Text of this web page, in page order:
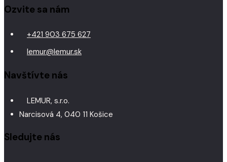
Ozvite sa nám
+421 903 675 627
lemur@lemur.sk
Navštívte nás
LEMUR, s.r.o.
Narcisová 4, 040 11 Košice
Sledujte nás